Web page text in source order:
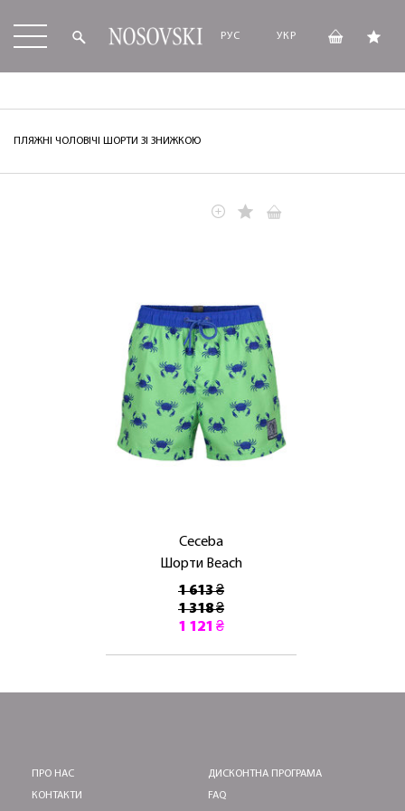
РУС УКР
ПЛЯЖНІ ЧОЛОВІЧІ ШОРТИ ЗІ ЗНИЖКОЮ
Ceceba
Шорти Beach
1 613 ₴
1 318 ₴
1 121 ₴
ПРО НАС
КОНТАКТИ
ДИСКОНТНА ПРОГРАМА
FAQ
ПЕРШЕ ПОКУПКУ